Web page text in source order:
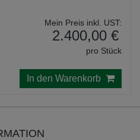
Mein Preis inkl. UST:
2.400,00 €
pro Stück
In den Warenkorb